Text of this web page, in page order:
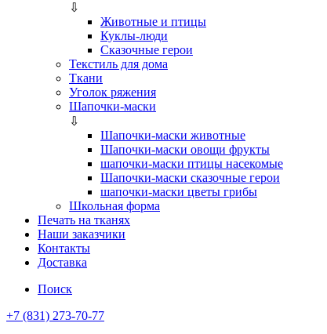
⇩
Животные и птицы
Куклы-люди
Сказочные герои
Текстиль для дома
Ткани
Уголок ряжения
Шапочки-маски
⇩
Шапочки-маски животные
Шапочки-маски овощи фрукты
шапочки-маски птицы насекомые
Шапочки-маски сказочные герои
шапочки-маски цветы грибы
Школьная форма
Печать на тканях
Наши заказчики
Контакты
Доставка
Поиск
+7 (831) 273-70-77